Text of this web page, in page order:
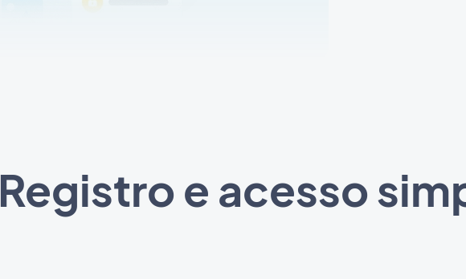
Registro e acesso